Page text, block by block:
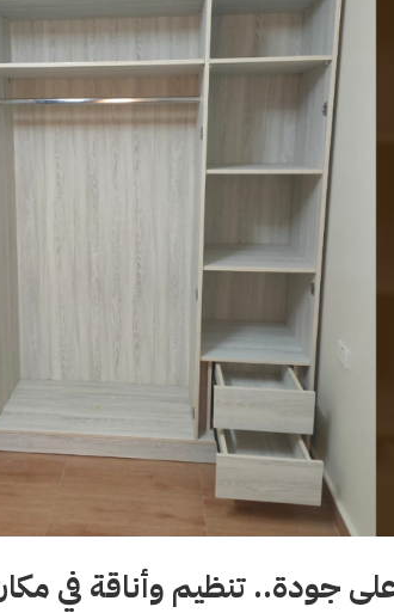
جودة.. تنظيم وأناقة في